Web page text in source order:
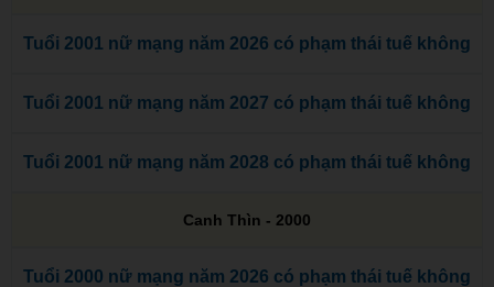
Tuổi 2001 nữ mạng năm 2026 có phạm thái tuế không
Tuổi 2001 nữ mạng năm 2027 có phạm thái tuế không
Tuổi 2001 nữ mạng năm 2028 có phạm thái tuế không
Canh Thìn - 2000
Tuổi 2000 nữ mạng năm 2026 có phạm thái tuế không